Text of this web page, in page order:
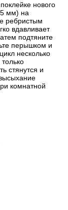
нового
5 мм) на
ребристым
вдавливает
подтяните
перышком и
несколько
стянутся и
комнатной